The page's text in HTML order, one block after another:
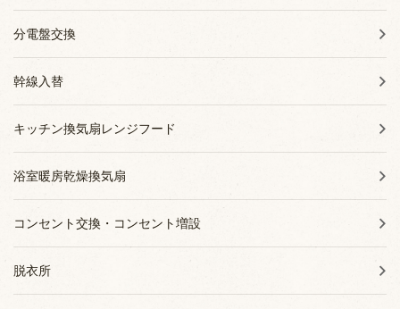
分電盤交換
幹線入替
キッチン換気扇レンジフード
浴室暖房乾燥換気扇
コンセント交換・コンセント増設
脱衣所